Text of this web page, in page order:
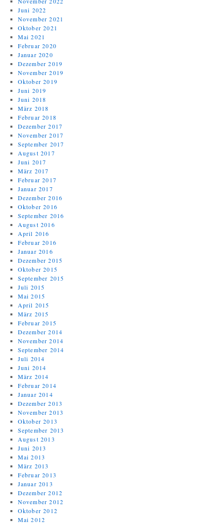
Juni 2022
November 2021
Oktober 2021
Mai 2021
Februar 2020
Januar 2020
Dezember 2019
November 2019
Oktober 2019
Juni 2019
Juni 2018
März 2018
Februar 2018
Dezember 2017
November 2017
September 2017
August 2017
Juni 2017
März 2017
Februar 2017
Januar 2017
Dezember 2016
Oktober 2016
September 2016
August 2016
April 2016
Februar 2016
Januar 2016
Dezember 2015
Oktober 2015
September 2015
Juli 2015
Mai 2015
April 2015
März 2015
Februar 2015
Dezember 2014
November 2014
September 2014
Juli 2014
Juni 2014
März 2014
Februar 2014
Januar 2014
Dezember 2013
November 2013
Oktober 2013
September 2013
August 2013
Juni 2013
Mai 2013
März 2013
Februar 2013
Januar 2013
Dezember 2012
November 2012
Oktober 2012
Mai 2012